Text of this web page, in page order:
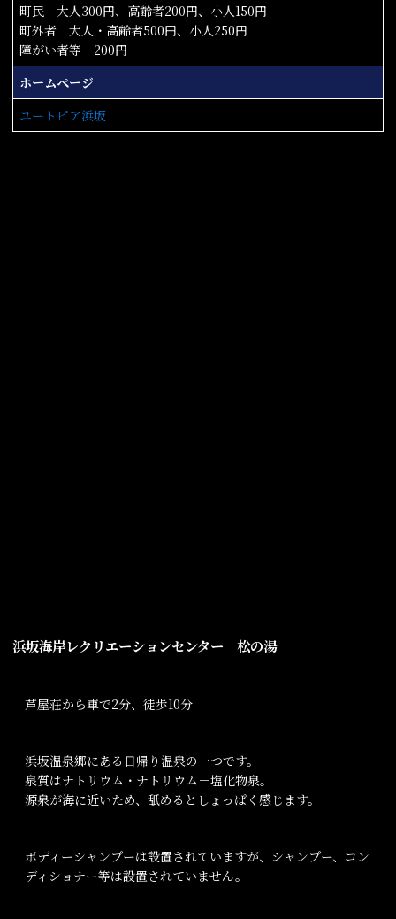
町民 大人300円、高齢者200円、小人150円
町外者 大人・高齢者500円、小人250円
障がい者等 200円
ホームページ
ユートピア浜坂
浜坂海岸レクリエーションセンター 松の湯
芦屋荘から車で2分、徒歩10分
浜坂温泉郷にある日帰り温泉の一つです。
泉質はナトリウム・ナトリウム－塩化物泉。
源泉が海に近いため、舐めるとしょっぱく感じます。
ボディーシャンプーは設置されていますが、シャンプー、コン
ディショナー等は設置されていません。